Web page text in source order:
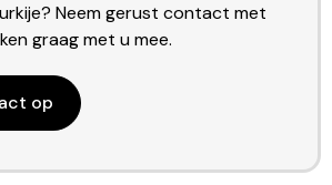
Neem gerust contact met
graag met u mee.
op